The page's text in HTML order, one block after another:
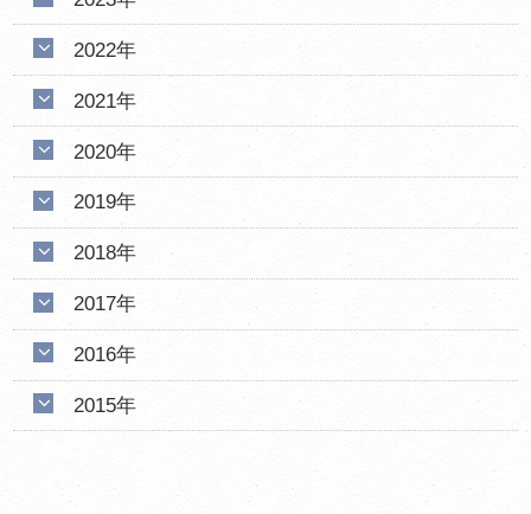
2022年
2021年
2020年
2019年
2018年
2017年
2016年
2015年